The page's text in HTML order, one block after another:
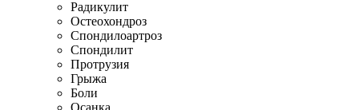
Радикулит
Остеохондроз
Спондилоартроз
Спондилит
Протрузия
Грыжа
Боли
Осанка